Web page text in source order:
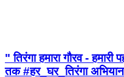
" तिरंगा हमारा गौरव -
तक #हर_घर_तिरंगा